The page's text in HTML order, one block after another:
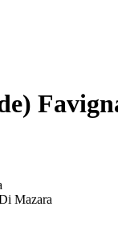
Mazara